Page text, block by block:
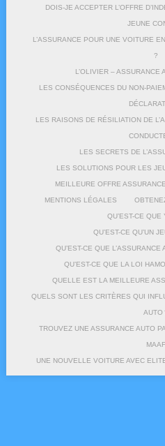
DOIS-JE ACCEPTER L’OFFRE
JEUNE
L’ASSURANCE POUR UNE VOITURE
?
L’OLIVIER – ASSURANCE
LES CONSÉQUENCES DU NON-
LES RAISONS DE RÉSILIATION DE
LES SECRETS DE
LES SOLUTIONS POUR LES
MEILLEURE OFFRE
MENTIONS LÉGALES
QU’EST-CE
QU’EST-CE QU’UN
QU’EST-CE QUE
QU’EST-CE QUE LA LOI
QUELLE EST LA MEILLEURE
QUELS SONT LES CRITÈRES QUI
AUTO
TROUVEZ UNE ASSURANCE AUTO
MAAF
UNE NOUVELLE VOITURE AVEC